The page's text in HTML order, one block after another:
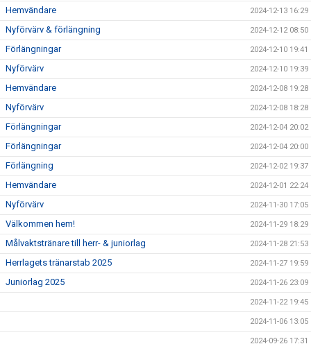
Hemvändare 2024-12-13 16:29
Nyförvärv & förlängning 2024-12-12 08:50
Förlängningar 2024-12-10 19:41
Nyförvärv 2024-12-10 19:39
Hemvändare 2024-12-08 19:28
Nyförvärv 2024-12-08 18:28
Förlängningar 2024-12-04 20:02
Förlängningar 2024-12-04 20:00
Förlängning 2024-12-02 19:37
Hemvändare 2024-12-01 22:24
Nyförvärv 2024-11-30 17:05
Välkommen hem! 2024-11-29 18:29
Målvaktstränare till herr- & juniorlag 2024-11-28 21:53
Herrlagets tränarstab 2025 2024-11-27 19:59
Juniorlag 2025 2024-11-26 23:09
2024-11-22 19:45
2024-11-06 13:05
2024-09-26 17:31